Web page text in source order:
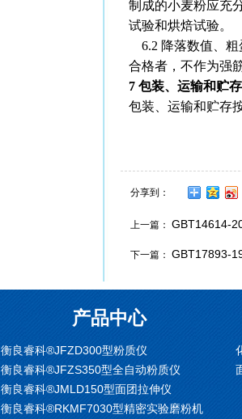
制成的小麦粉应充
试验和烘焙试验。
6.2 降落数值、粗
合格者，不作为强
7 包装、运输和贮存
包装、运输和贮存
分享到：
上一篇： GBT14614-
下一篇： GBT17893-
产品中心
衡良睿科®JFZD300型粉质仪
衡良睿科®JFZS350型全自动粉质仪
衡良睿科®JMLD150型面团拉伸仪
衡良睿科®RKMF7030型精密实验磨粉机